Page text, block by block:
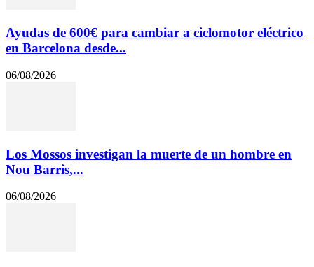
Ayudas de 600€ para cambiar a ciclomotor eléctrico
en Barcelona desde...
06/08/2026
Los Mossos investigan la muerte de un hombre en
Nou Barris,...
06/08/2026